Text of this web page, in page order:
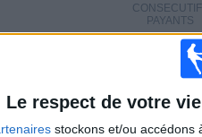
Le respect de votre
stockons et/ou accédons
PAYANTS
TOTAL